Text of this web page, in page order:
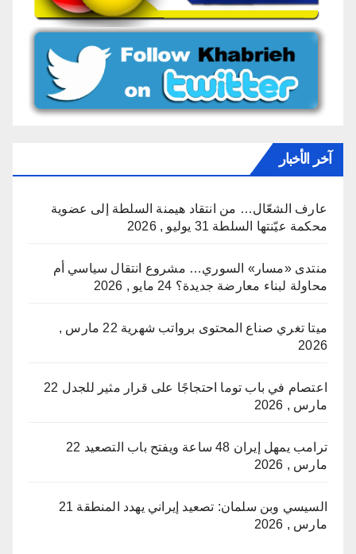
آخر الأخبار
عارف الشعّال… من انتقاد هيمنة السلطة إلى عضوية
محكمة عيّنتها السلطة 31 يوليو , 2026
منتدى «مسار» السوري… مشروع انتقال سياسي أم
محاولة لبناء معارضة جديدة؟ 24 مايو , 2026
ميتا تغري صناع المحتوى برواتب شهرية
22 مارس ,
2026
اعتصام في باب توما احتجاجًا على قرار مثير للجدل 22
مارس , 2026
ترامب يمهل إيران 48 ساعة ويفتح باب التصعيد
22
مارس , 2026
السيسي وبن سلمان: تصعيد إيراني يهدد المنطقة 21
مارس , 2026